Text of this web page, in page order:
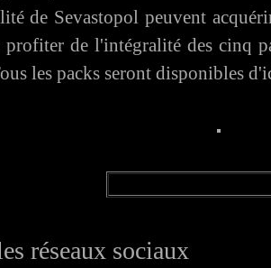
de Sevastopol peuvent
profiter de l'intégralité des cinq
les packs seront disponibles
réseaux sociaux